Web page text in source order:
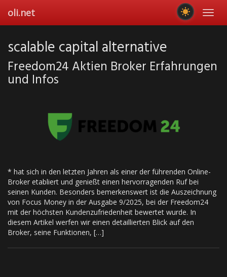
main
oli.net
scalable capital alternative
Freedom24 Aktien Broker Erfahrungen
und Infos
* hat sich in den letzten Jahren als einer der führenden Online-
Broker etabliert und genießt einen hervorragenden Ruf bei
seinen Kunden. Besonders bemerkenswert ist die Auszeichnung
von Focus Money in der Ausgabe 9/2025, bei der Freedom24
mit der höchsten Kundenzufriedenheit bewertet wurde. In
diesem Artikel werfen wir einen detaillierten Blick auf den
Broker, seine Funktionen, […]